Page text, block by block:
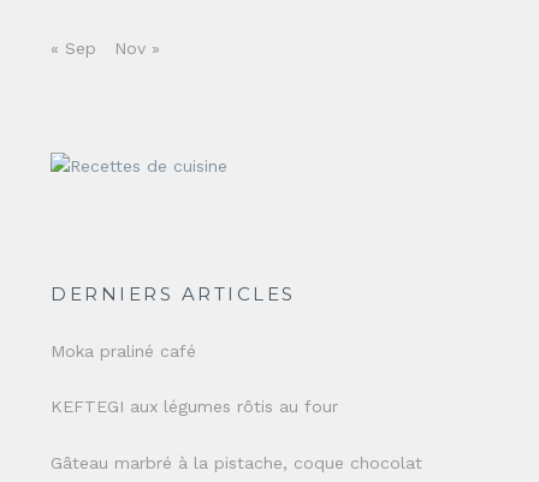
« Sep Nov »
DERNIERS ARTICLES
Moka praliné café
KEFTEGI aux légumes rôtis au four
Gâteau marbré à la pistache, coque chocolat